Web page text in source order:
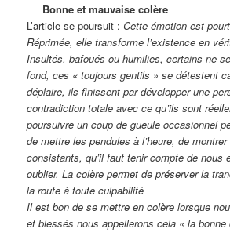
Bonne et mauvaise colère
L’article se poursuit :Cette émotion est
Réprimée, elle transforme l’existence en
Insultés, bafoués ou humilies, certains ne
fond, ces « toujours gentils » se détestent
déplaire, ils finissent par développer une
contradiction totale avec ce qu’ils sont
poursuivre un coup de gueule occasionnel
de mettre les pendules à l’heure, de
consistants, qu’il faut tenir compte de nous
oublier. La colère permet de préserver la
la route à toute culpabilité
Il est bon de se mettre en colère lorsque
et blessés nous appellerons cela « la bonne